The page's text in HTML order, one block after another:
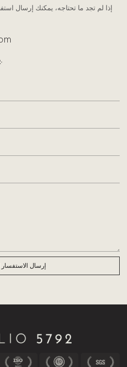
إذا لم تجد ما تحتاجه، يمكنك إرسال
يرجى ملء النموذج أدناه.
إرسال الاستفسار